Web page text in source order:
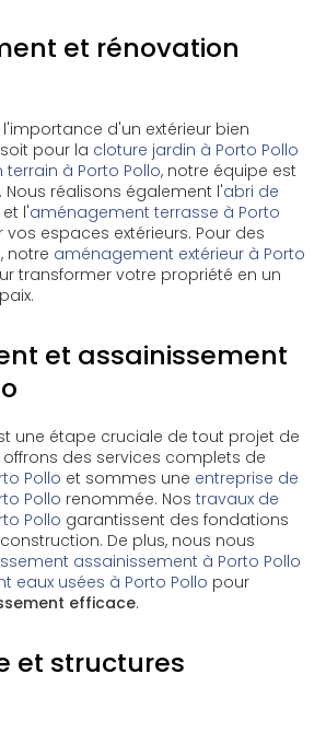
et rénovation
d'un extérieur bien
pour la cloture jardin à Porto Pollo
terrain à Porto Pollo, notre équipe est
réalisons également l'abri de
et l'aménagement terrasse à Porto
espaces extérieurs. Pour des
notre aménagement extérieur à Porto
transformer votre propriété en un
et assainissement
une étape cruciale de tout projet de
des services complets de
Pollo et sommes une entreprise de
Pollo renommée. Nos travaux de
Pollo garantissent des fondations
De plus, nous nous
assainissement à Porto Pollo
eaux usées à Porto Pollo pour
efficace.
et structures